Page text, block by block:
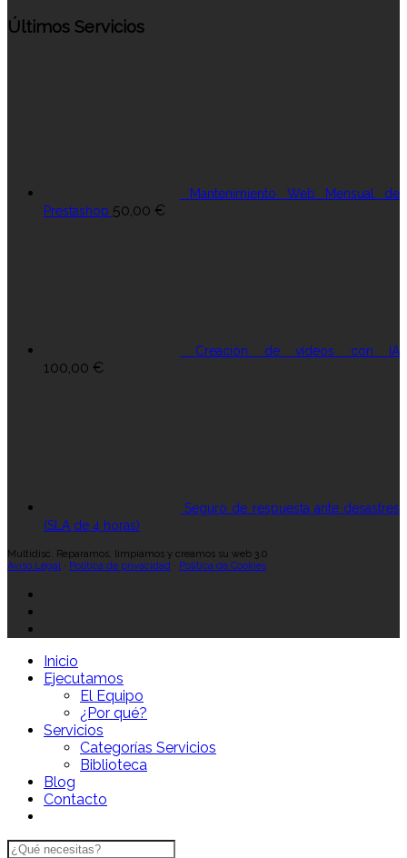
Últimos Servicios
Mantenimiento Web Mensual de
Prestashop 50,00 €
Creación de vídeos con IA
100,00 €
Seguro de respuesta ante desastres
(SLA de 4 horas)
Multidisc. Reparamos, limpiamos y creamos su web 3.0
Aviso Legal· Política de privacidad · Política de Cookies
Inicio
Ejecutamos
El Equipo
¿Por qué?
Servicios
Categorías Servicios
Biblioteca
Blog
Contacto